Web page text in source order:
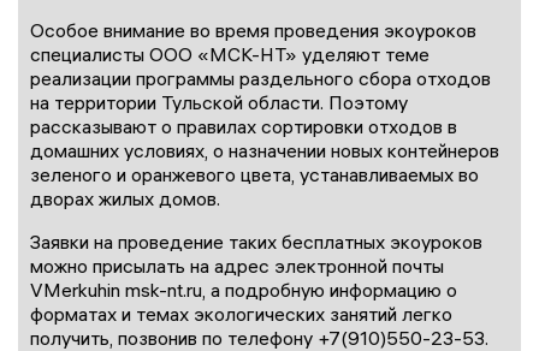
Особое внимание во время проведения экоуроков
специалисты ООО «МСК-НТ» уделяют теме
реализации программы раздельного сбора отходов
на территории Тульской области. Поэтому
рассказывают о правилах сортировки отходов в
домашних условиях, о назначении новых контейнеров
зеленого и оранжевого цвета, устанавливаемых во
дворах жилых домов.
Заявки на проведение таких бесплатных экоуроков
можно присылать на адрес электронной почты
VMerkuhin msk-nt.ru, а подробную информацию о
форматах и темах экологических занятий легко
получить, позвонив по телефону +7(910)550-23-53.